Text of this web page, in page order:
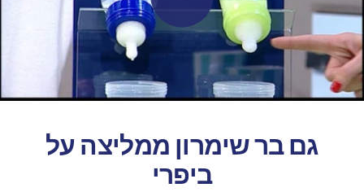
גם בר שימרון ממליצה על
ביפרי